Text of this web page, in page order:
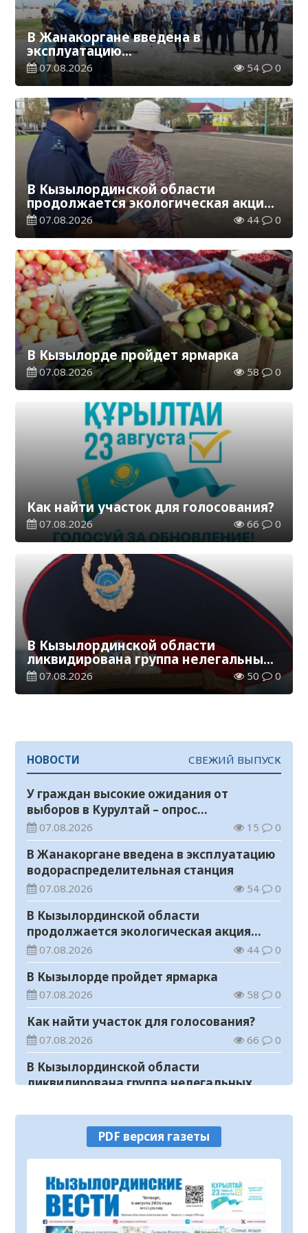
В Жанакоргане введена в
эксплуатацию
водораспределительная станция
07.08.2026 54 0
В Кызылординской области
продолжается экологическая акция
«Таза Қазақстан»
07.08.2026 44 0
В Кызылорде пройдет ярмарка
07.08.2026 58 0
Как найти участок для голосования?
07.08.2026 66 0
В Кызылординской области
ликвидирована группа нелегальных
добытчиков золота
07.08.2026 50 0
НОВОСТИ СВЕЖИЙ ВЫПУСК
У граждан высокие ожидания от
выборов в Курултай – опрос
общественного мнения
07.08.2026 15 0
В Жанакоргане введена в эксплуатацию
водораспределительная станция
07.08.2026 54 0
В Кызылординской области
продолжается экологическая акция
«Таза Қазақстан»
07.08.2026 44 0
В Кызылорде пройдет ярмарка
07.08.2026 58 0
Как найти участок для голосования?
07.08.2026 66 0
В Кызылординской области
ликвидирована группа нелегальных
Аким области ознакомился с работой
племенного хозяйства в
Жанакорганском районе
07.08.2026 89 0
В Кызылординской области пройдут
мероприятия, посвященные
Международному дню молодежи
07.08.2026 43
PDF версия газеты